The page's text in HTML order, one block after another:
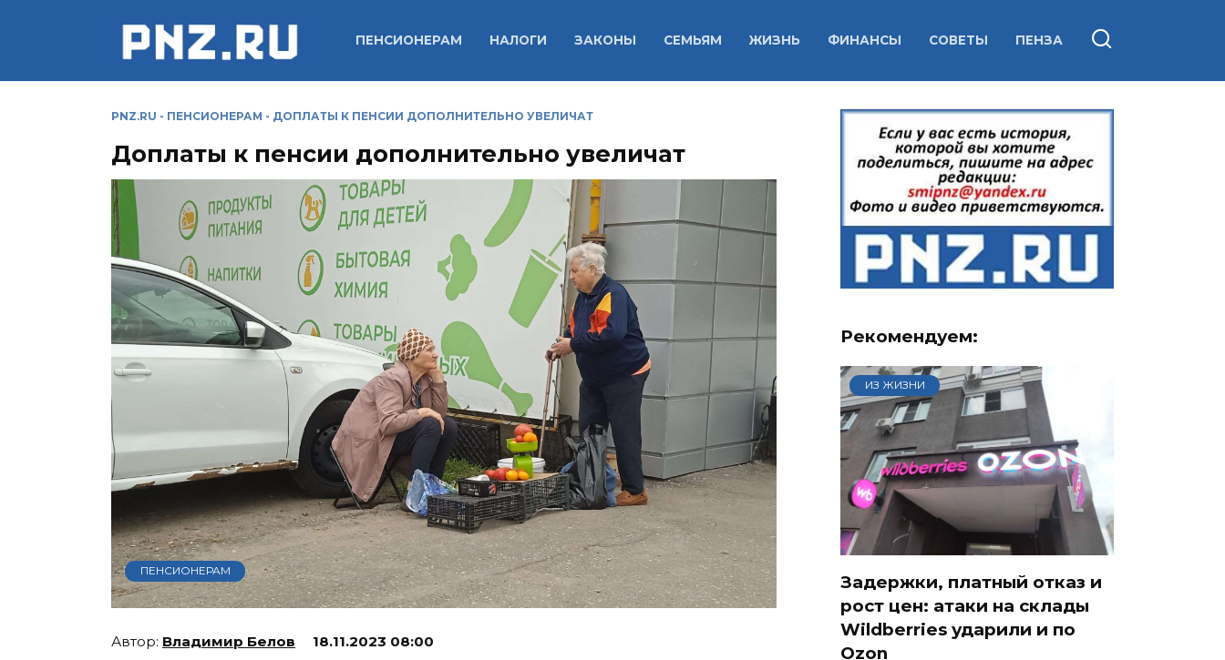
ПЕНСИОНЕРАМ НАЛОГИ ЗАКОНЫ СЕМЬЯМ ЖИЗНЬ ФИНАНСЫ СОВЕТЫ ПЕНЗА
PNZ.RU - ПЕНСИОНЕРАМ - ДОПЛАТЫ К ПЕНСИИ ДОПОЛНИТЕЛЬНО УВЕЛИЧАТ
Доплаты к пенсии дополнительно увеличат
ПЕНСИОНЕРАМ
Владимир Белов 18.11.2023 08:00
Рекомендуем:
ИЗ ЖИЗНИ
Задержки, платный отказ и
рост цен: атаки на склады
Wildberries ударили и по
Ozon